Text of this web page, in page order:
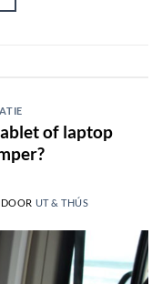
of laptop
DOOR UT & THÚS